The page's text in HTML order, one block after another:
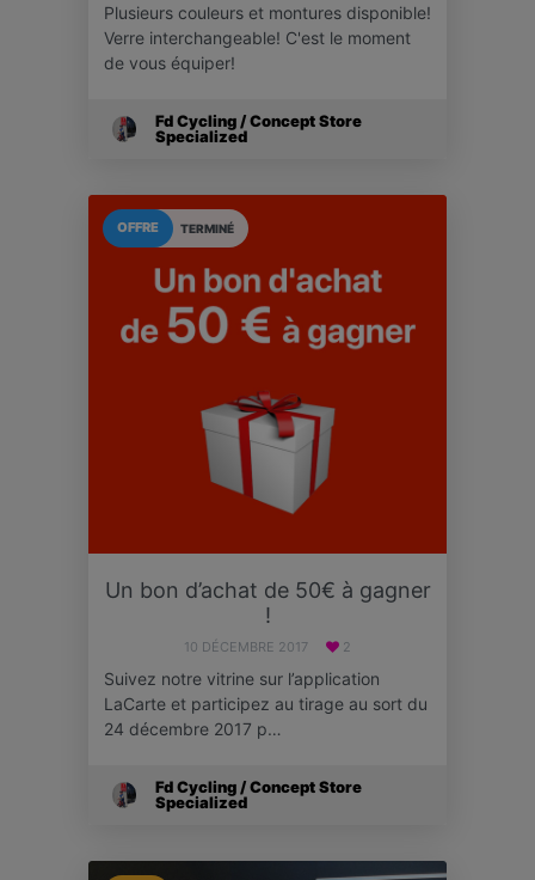
Plusieurs couleurs et montures disponible!
Verre interchangeable! C'est le moment
de vous équiper!
Fd Cycling / Concept Store
Specialized
TERMINÉ
OFFRE
Un bon d’achat de 50€ à gagner
!
10 DÉCEMBRE 2017 2
Suivez notre vitrine sur l’application
LaCarte et participez au tirage au sort du
24 décembre 2017 p…
Fd Cycling / Concept Store
Specialized